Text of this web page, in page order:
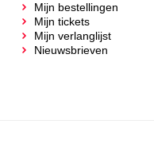
Mijn bestellingen
Mijn tickets
Mijn verlanglijst
Nieuwsbrieven